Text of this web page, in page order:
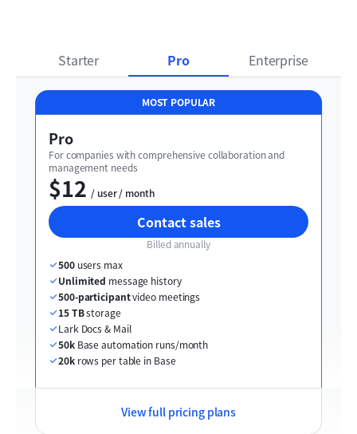
Starter Pro Enterprise
MOST POPULAR
Pro
For companies with comprehensive collaboration and
management needs
$12
  / user / month
Contact sales
Billed annually
500 users max
Unlimited message history
500-participant video meetings
15 TB storage
Lark Docs & Mail
50k Base automation runs/month
20k rows per table in Base
View full pricing plans